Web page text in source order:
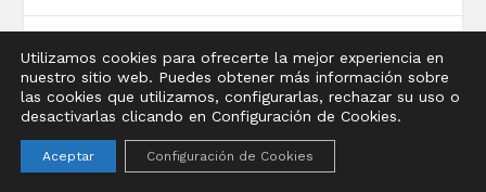
onOVIEDO LA CIUDAD PALACIO 1880-1930
Utilizamos cookies para ofrecerte la mejor experiencia en
nuestro sitio web. Puedes obtener más información sobre
las cookies que utilizamos, configurarlas, rechazar su uso o
desactivarlas clicando en Configuración de Cookies.
Aceptar Configuración de Cookies